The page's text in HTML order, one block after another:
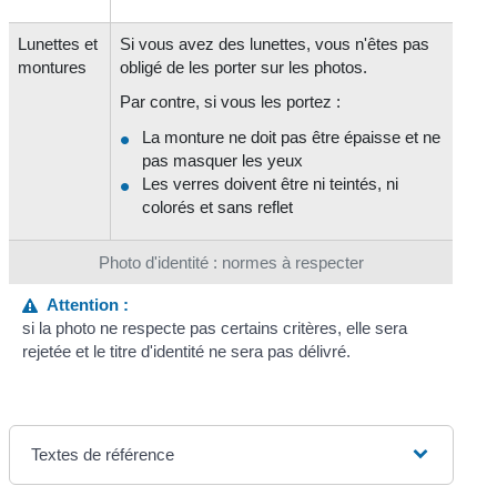
Photo d'identité : normes à respecter
Lunettes et
montures
Si vous avez des lunettes, vous n'êtes pas
obligé de les porter sur les photos.
Par contre, si vous les portez :
La monture ne doit pas être épaisse et ne
pas masquer les yeux
Les verres doivent être ni teintés, ni
colorés et sans reflet
Attention :
si la photo ne respecte pas certains critères, elle sera
rejetée et le titre d'identité ne sera pas délivré.
Textes de référence